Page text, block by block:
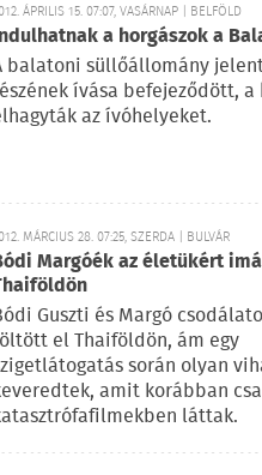
ÁPRILIS 15. 07:07, VASÁRNAP | BELFÖLD
a horgászok a
balatoni süllőállomány
ívása befejeződött, a
az ívóhelyeket.
MÁRCIUS 28. 07:25, SZERDA | BULVÁR
Margóék az életükért
Guszti és Margó
el Thaiföldön, ám egy
során olyan
amit korábban
láttak.